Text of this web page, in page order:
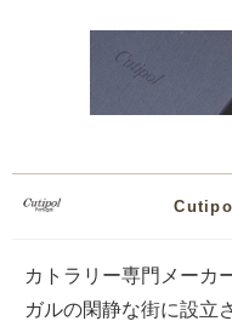
カトラリー専門メーカ
ガルの閑静な街に設立